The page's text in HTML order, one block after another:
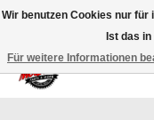
100% schweizer Onlineshop für
Wir benutzen Cookies nur für
Ist das
Für weitere Informationen